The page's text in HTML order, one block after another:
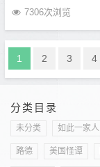
7306次浏览
1 2 3 4
分类目录
未分类 如此一家人
路德 美国怪谭